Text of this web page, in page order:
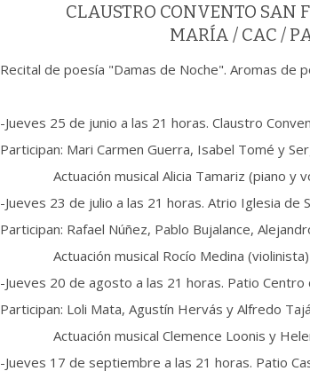
CLAUSTRO CONVENTO SAN
MARÍA / CAC /
Recital de poesía "Damas de Noche". Aromas de
-Jueves 25 de junio a las 21 horas. Claustro
Participan: Mari Carmen Guerra, Isabel Tomé y
Actuación musical Alicia Tamariz (piano y
-Jueves 23 de julio a las 21 horas. Atrio Iglesia de
Participan: Rafael Núñez, Pablo Bujalance,
Actuación musical Rocío Medina (violinista)
-Jueves 20 de agosto a las 21 horas. Patio
Participan: Loli Mata, Agustín Hervás y Alfredo
Actuación musical Clemence Loonis y
-Jueves 17 de septiembre a las 21 horas. Patio